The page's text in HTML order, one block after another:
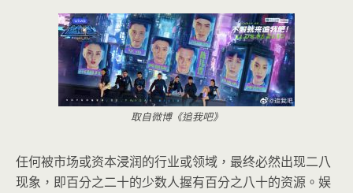
取自微博《追我吧》
任何被市场或资本浸润的行业或领域，最终必然出现二八
现象，即百分之二十的少数人握有百分之八十的资源。娱